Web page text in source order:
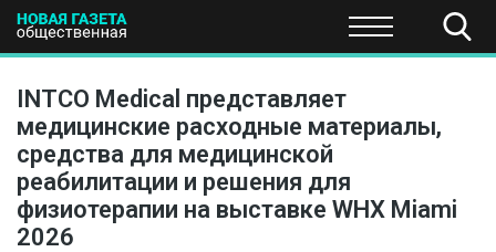
ПОЛИТИКА ЭКОНОМИКА НАУКА И
INTCO Medical представляет
медицинские расходные материалы,
средства для медицинской
реабилитации и решения для
физиотерапии на выставке WHX Miami
2026